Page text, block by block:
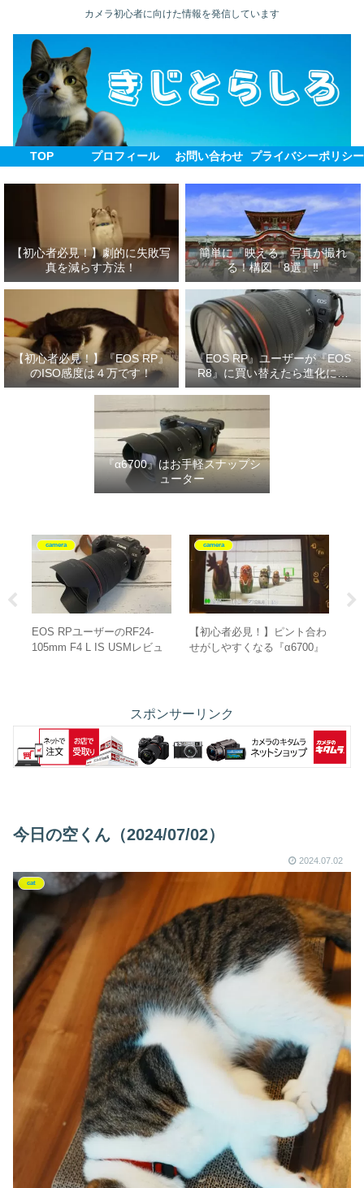
カメラ初心者に向けた情報を発信しています
TOP プロフィール お問い合わせ プライバシーポリシー
【初心者必見！】劇的に失敗写
真を減らす方法！
簡単に『映える』写真が撮れ
る！構図「8選」‼
【初心者必見！】『EOS RP』
のISO感度は４万です！
『EOS RP』ユーザーが『EOS
R8』に買い替えたら進化に驚
いた‼
『α6700』はお手軽スナップシ
ューター
camera
EOS RPユーザーのRF24-
105mm F4 L IS USMレビュ
camera
【初心者必見！】ピント合わ
せがしやすくなる『α6700』
スポンサーリンク
今日の空くん（2024/07/02）
2024.07.02
cat